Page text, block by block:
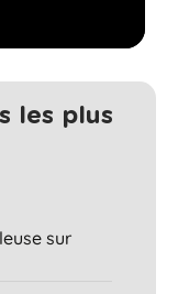
les plus
sur